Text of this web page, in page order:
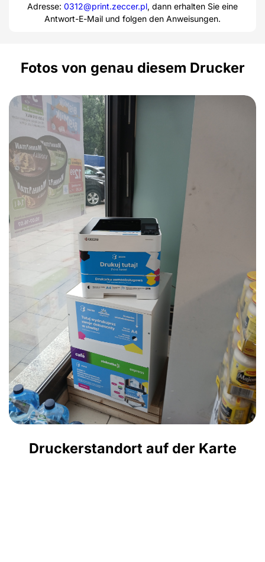
Adresse: 0312@print.zeccer.pl, dann erhalten Sie eine
Antwort-E-Mail und folgen den Anweisungen.
Fotos von genau diesem Drucker
Druckerstandort auf der Karte